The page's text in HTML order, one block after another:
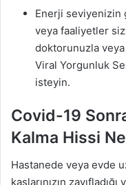
Enerji seviyenizin
veya faaliyetler
doktorunuzla
Viral Yorgunluk
isteyin.
Covid-19
Kalma Hissi
Hastanede veya evde
kaslarınızın